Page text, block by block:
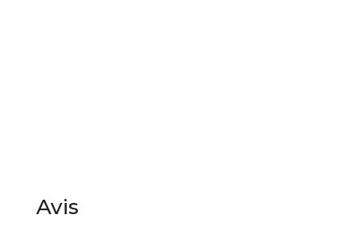
Avis